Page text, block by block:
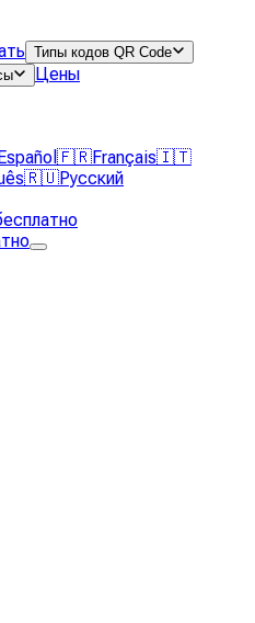
Типы кодов QR Code
Цены
🇫🇷Français🇮🇹
🇷🇺Русский